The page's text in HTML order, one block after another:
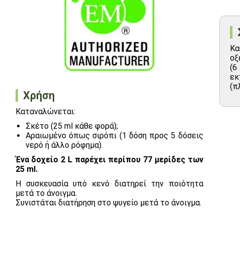
Χρήση
Καταναλώνεται:
Σκέτο (25 ml κάθε φορά);
Αραιωμένο όπως σιρόπι (1 δόση προς 5 δόσεις
νερό ή άλλο ρόφημα).
Ένα δοχείο 2 L παρέχει περίπου 77 μερίδες των
25 ml.
Η συσκευασία υπό κενό διατηρεί την ποιότητα
μετά το άνοιγμα.
Συνιστάται διατήρηση στο ψυγείο μετά το άνοιγμα.
(6